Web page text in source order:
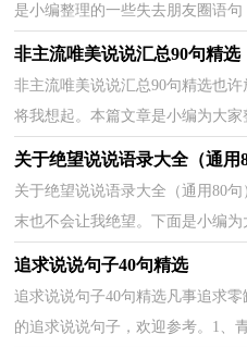
是小编整理的一些失去朋友圈语
去了均衡点，我的世界只剩下昨天
非主流唯美说说汇总90句精选
非主流唯美说说汇总90句精选也
将我想起。本篇文章是小编为大
关于绝望说说语录大全（通用
关于绝望说说语录大全（通用80
末也不会让我绝望。下面是小编
追求说说句子40句精选
追求说说句子40句精选凡事追求
的追求说说句子，欢迎参考。1、